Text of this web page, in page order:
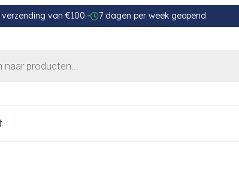
van €100.- 7 dagen per week geopend